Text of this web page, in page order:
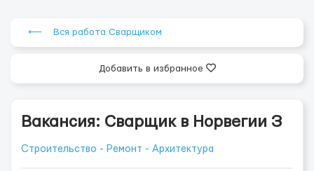
⟵ Вся работа Сварщиком
Добавить в избранное
Вакансия: Сварщик в Норвегии З
Строительство - Ремонт - Архитектура